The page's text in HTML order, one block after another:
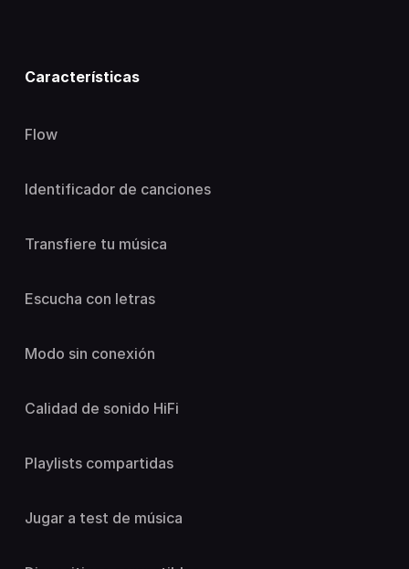
Características
Flow
Identificador de canciones
Transfiere tu música
Escucha con letras
Modo sin conexión
Calidad de sonido HiFi
Playlists compartidas
Jugar a test de música